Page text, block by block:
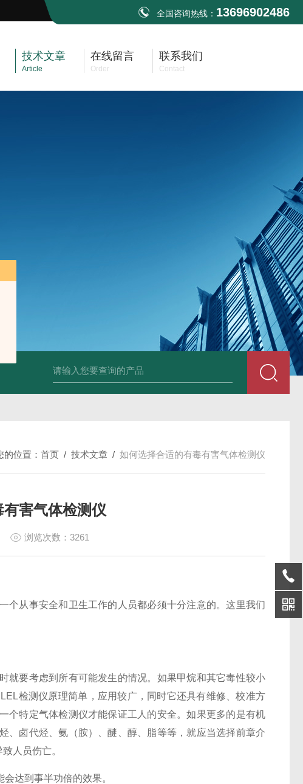
全国咨询热线： 13696902486
技术文章
Article
在线留言
Order
联系我们
Contact
AZ86032荧光溶氧水质检测仪 SHB-1K 山
的位置： 首页 / 技术文章 / 如何选择合适的有毒有害气体检测仪
害气体检测仪
浏览次数：3261
个从事安全和卫生工作的人员都必须十分注意的。这里我们
就要考虑到所有可能发生的情况。如果甲烷和其它毒性较小
检测仪原理简单，应用较广，同时它还具有维修、校准方
个特定气体检测仪才能保证工人的安全。如果更多的是有机
、卤代烃、氨（胺）、醚、醇、脂等等，就应当选择前章介
人员伤亡。
达到事半功倍的效果。